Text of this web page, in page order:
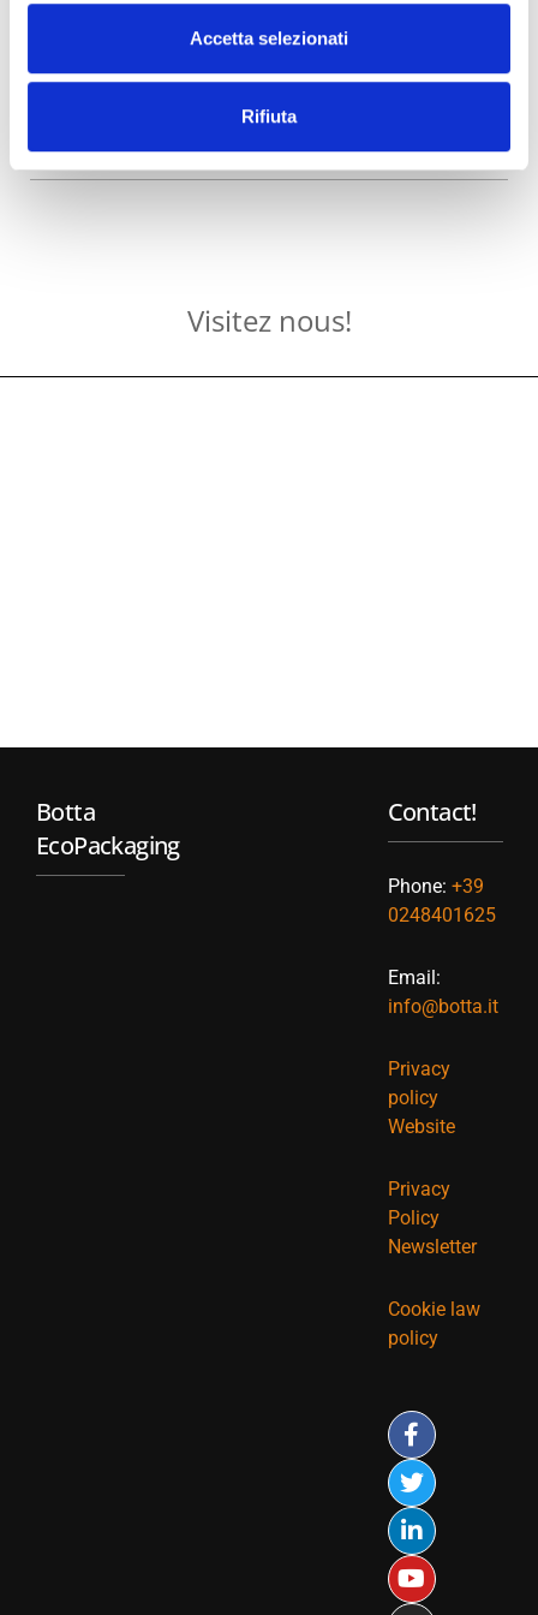
Accetta selezionati
Rifiuta
Visitez nous!
Botta
EcoPackaging
Contact!
Phone: +39
0248401625
Email:
info@botta.it
Privacy
policy
Website
Privacy
Policy
Newsletter
Cookie law
policy